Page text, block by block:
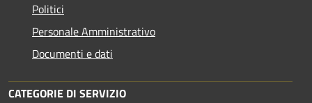
Politici
Personale Amministrativo
Documenti e dati
CATEGORIE DI SERVIZIO